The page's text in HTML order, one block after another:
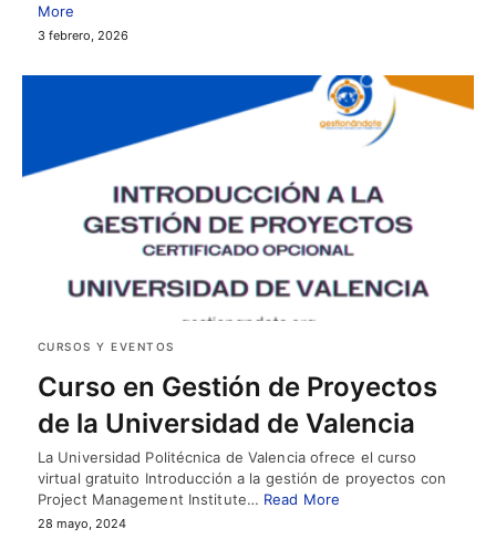
More
3 febrero, 2026
CURSOS Y EVENTOS
Curso en Gestión de Proyectos
de la Universidad de Valencia
La Universidad Politécnica de Valencia ofrece el curso
virtual gratuito Introducción a la gestión de proyectos con
Project Management Institute… Read More
28 mayo, 2024